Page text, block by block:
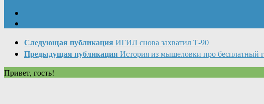
Следующая публикация ИГИЛ снова захватил Т-90
Предыдущая публикация История из мышеловки про бесплатный
Привет, гость!